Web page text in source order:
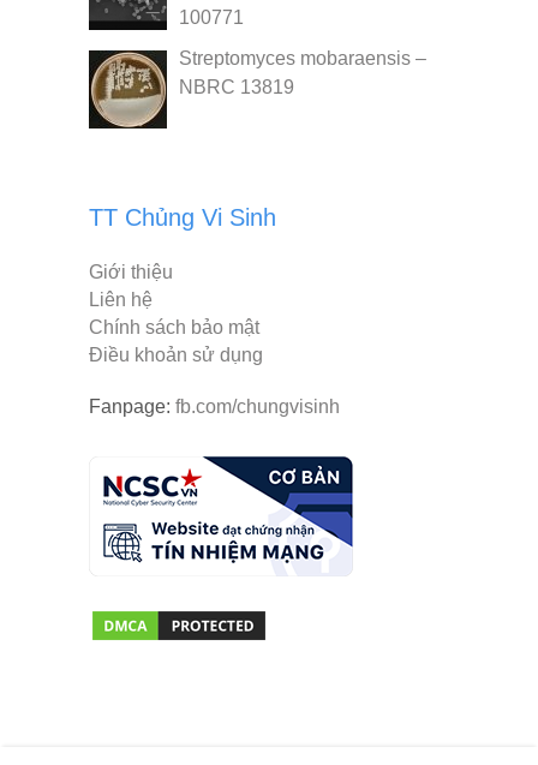
100771
Streptomyces mobaraensis –
NBRC 13819
TT Chủng Vi Sinh
Giới thiệu
Liên hệ
Chính sách bảo mật
Điều khoản sử dụng
Fanpage: fb.com/chungvisinh